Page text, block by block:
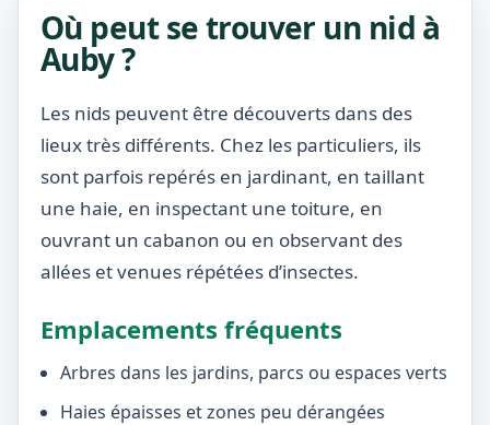
Où peut se trouver un nid à
Auby ?
Les nids peuvent être découverts dans des
lieux très différents. Chez les particuliers, ils
sont parfois repérés en jardinant, en taillant
une haie, en inspectant une toiture, en
ouvrant un cabanon ou en observant des
allées et venues répétées d’insectes.
Emplacements fréquents
Arbres dans les jardins, parcs ou espaces verts
Haies épaisses et zones peu dérangées